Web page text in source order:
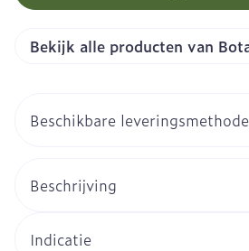
Bekijk alle producten van
Beschikbare
Beschrijving
Indicatie